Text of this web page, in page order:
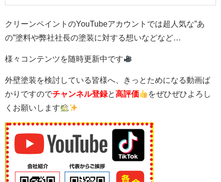
クリーンペイントのYouTubeアカウントでは超人気な”あ
の”塗料や弊社社長の塗装に対する想いなどなど…
様々コンテンツを随時更新中です
外壁塗装を検討している皆様へ、きっとためになる動画ば
かりですのでチャンネル登録と高評価
をぜひぜひよろし
くお願いします